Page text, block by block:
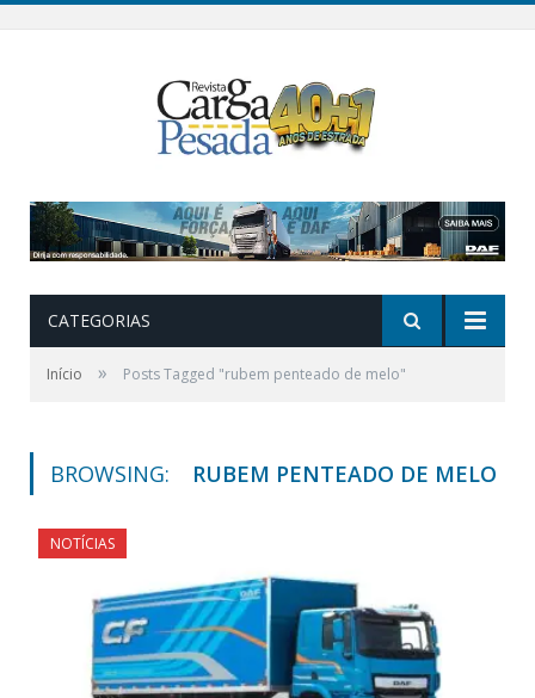
CATEGORIAS
Início » Posts Tagged "rubem penteado de melo"
BROWSING: RUBEM PENTEADO DE MELO
NOTÍCIAS